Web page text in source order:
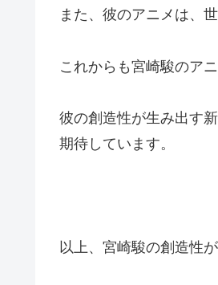
また、彼のアニメは、
これからも宮崎駿のア
彼の創造性が生み出す
期待しています。
以上、宮崎駿の創造性